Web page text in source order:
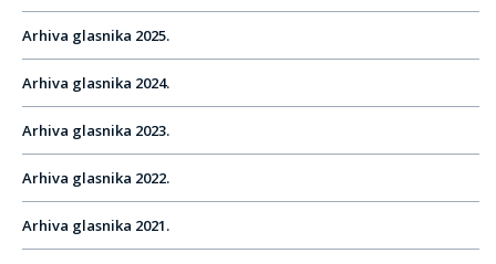
Arhiva glasnika 2025.
Arhiva glasnika 2024.
Arhiva glasnika 2023.
Arhiva glasnika 2022.
Arhiva glasnika 2021.